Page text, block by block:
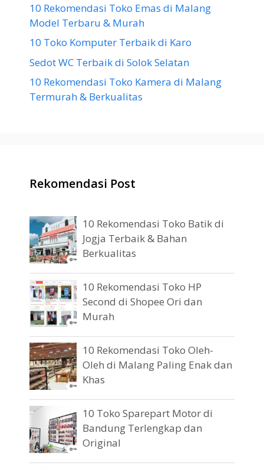
10 Rekomendasi Toko Emas di Malang
Model Terbaru & Murah
10 Toko Komputer Terbaik di Karo
Sedot WC Terbaik di Solok Selatan
10 Rekomendasi Toko Kamera di Malang
Termurah & Berkualitas
Rekomendasi Post
10 Rekomendasi Toko Batik di
Jogja Terbaik & Bahan
Berkualitas
10 Rekomendasi Toko HP
Second di Shopee Ori dan
Murah
10 Rekomendasi Toko Oleh-
Oleh di Malang Paling Enak dan
Khas
10 Toko Sparepart Motor di
Bandung Terlengkap dan
Original